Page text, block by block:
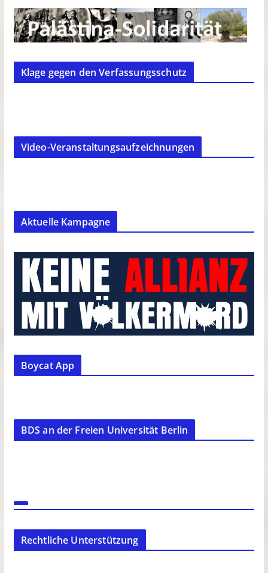
Klage gegen den Verfassungsschutz
Video-Veranstaltungsaufzeichnungen
Aktuelle Kampagne
Boycat App
BDS an der Freien Universität Berlin
Rechtliche Unterstützung